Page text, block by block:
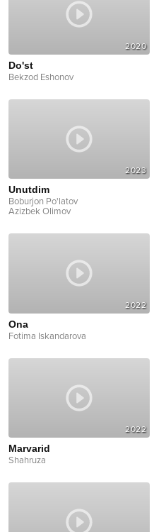
2020
Do'st
Bekzod Eshonov
2023
Unutdim
Boburjon Po'latov
Azizbek Olimov
2022
Ona
Fotima Iskandarova
2022
Marvarid
Shahruza